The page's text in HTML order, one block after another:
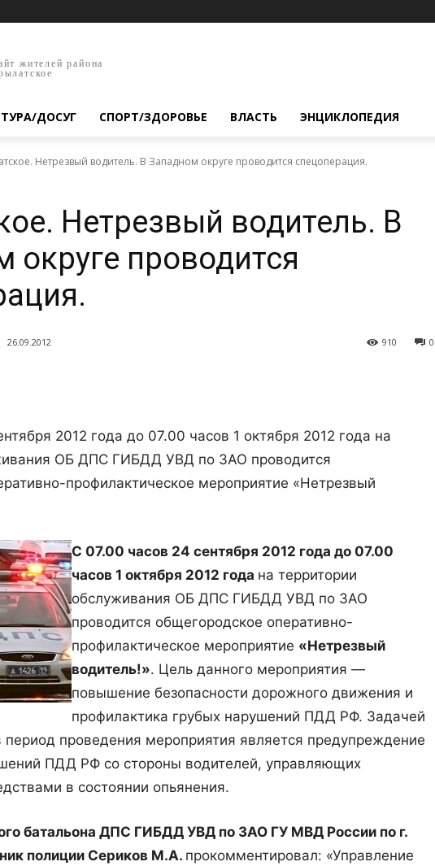
жителей района
ДОСУГ СПОРТ/ЗДОРОВЬЕ ВЛАСТЬ ЭНЦИКЛОПЕДИЯ
Нетрезвый водитель. В Западном округе проводится спецоперация.
Нетрезвый водитель. В
округе проводится
26.09.2012 0
910
2012 года до 07.00 часов 1 октября 2012 года на
ОБ ДПС ГИБДД УВД по ЗАО проводится
профилактическое мероприятие «Нетрезвый
С 07.00 часов 24 сентября 2012 года до 07.00
часов 1 октября 2012 года на территории
обслуживания ОБ ДПС ГИБДД УВД по ЗАО
проводится общегородское оперативно-
профилактическое мероприятие «Нетрезвый
водитель!». Цель данного мероприятия —
повышение безопасности дорожного движения и
профилактика грубых нарушений ПДД РФ. Задачей
проведения мероприятия является предупреждение
ПДД РФ со стороны водителей, управляющих
в состоянии опьянения.
батальона ДПС ГИБДД УВД по ЗАО ГУ МВД России по г.
полиции Сериков М.А. прокомментировал: «Управление